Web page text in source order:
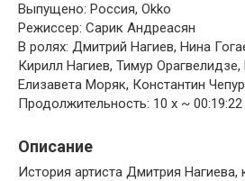
Выпущено: Россия, Okko
Режиссер: Сарик Андреасян
В ролях: Дмитрий Нагиев, Нина
Кирилл Нагиев, Тимур
Елизавета Моряк, Константин
Продолжительность: 10 x ~ 00:19:22
Описание
История артиста Дмитрия Нагиева,